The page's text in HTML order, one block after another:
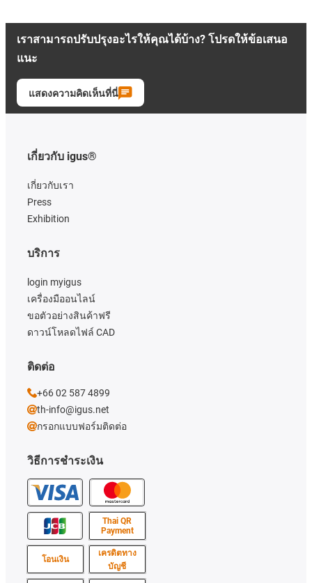
เราสามารถปรับปรุงอะไรให้คุณได้บ้าง? โปรดให้ข้อเสนอ
แนะ
แสดงความคิดเห็นที่นี่
เกี่ยวกับ igus®
เกี่ยวกับเรา
Press
Exhibition
วิธีการชำระเงิน
Thai QR
Payment
โอนเงิน
เครดิตทาง
บัญชี
บริการ
login myigus
เครื่องมืออนไลน์
ขอตัวอย่างสินค้าฟรี
ดาวน์โหลดไฟล์ CAD
ติดต่อ
+66 02 587 4899
th-info@igus.net
กรอกแบบฟอร์มติดต่อ